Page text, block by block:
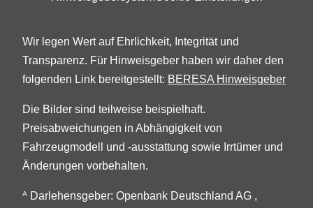
Wir legen Wert auf Ehrlichkeit, Integrität und
Transparenz. Für Hinweisgeber haben wir daher den
folgenden Link bereitgestellt: BERESA Hinweisgeber
Die Bilder sind teilweise beispielhaft.
Preisabweichungen in Abhängigkeit von
Fahrzeugmodell und -ausstattung sowie Irrtümer und
Änderungen vorbehalten.
A
Darlehensgeber: Openbank Deutschland AG ,